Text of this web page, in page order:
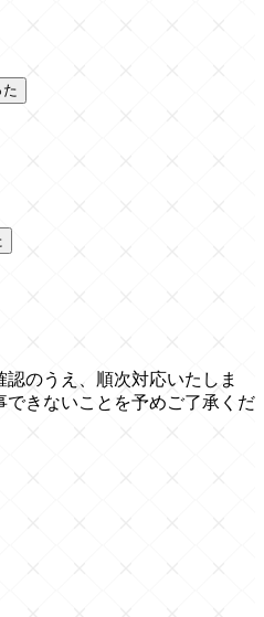
のうえ、順次対応いたしま
きないことを予めご了承くだ